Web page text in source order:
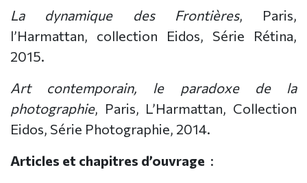
La dynamique des Frontières, Paris,
l’Harmattan, collection Eidos, Série Rétina,
2015.
Art contemporain, le paradoxe de la
photographie, Paris, L’Harmattan, Collection
Eidos, Série Photographie, 2014.
Articles et chapitres d’ouvrage :